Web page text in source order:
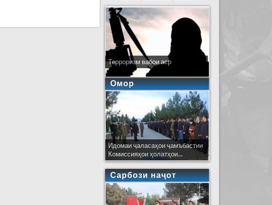
Терроризм вабои аср
Омор
Идомаи ҷаласаҳои ҷамъбастии
Комиссияҳои ҳолатҳои...
Сарбози наҷот